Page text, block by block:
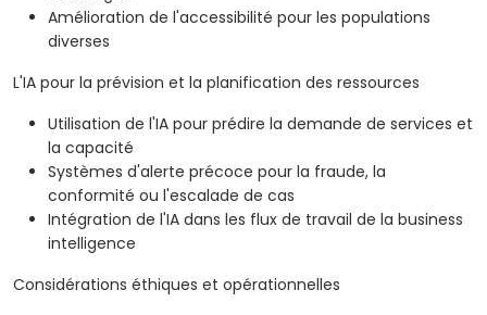
Amélioration de l'accessibilité pour les populations
diverses
L'IA pour la prévision et la planification des ressources
Utilisation de l'IA pour prédire la demande de services et
la capacité
Systèmes d'alerte précoce pour la fraude, la
conformité ou l'escalade de cas
Intégration de l'IA dans les flux de travail de la business
intelligence
Considérations éthiques et opérationnelles